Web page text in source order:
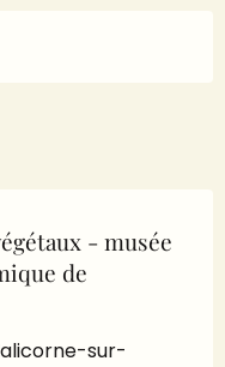
- musée
de
sur-